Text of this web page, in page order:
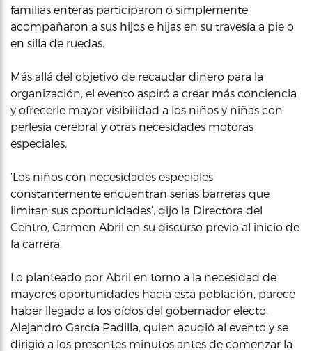
familias enteras participaron o simplemente
acompañaron a sus hijos e hijas en su travesía a pie o
en silla de ruedas.
Más allá del objetivo de recaudar dinero para la
organización, el evento aspiró a crear más conciencia
y ofrecerle mayor visibilidad a los niños y niñas con
perlesía cerebral y otras necesidades motoras
especiales.
‘Los niños con necesidades especiales
constantemente encuentran serias barreras que
limitan sus oportunidades’, dijo la Directora del
Centro, Carmen Abril en su discurso previo al inicio de
la carrera.
Lo planteado por Abril en torno a la necesidad de
mayores oportunidades hacia esta población, parece
haber llegado a los oídos del gobernador electo,
Alejandro García Padilla, quien acudió al evento y se
dirigió a los presentes minutos antes de comenzar la